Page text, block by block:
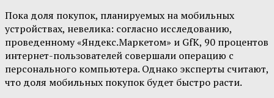
Пока доля покупок, планируемых на мобильных
устройствах, невелика: согласно исследованию,
проведенному «Яндекс.Маркетом» и GfK, 90 процентов
интернет-пользователей совершали операцию с
персонального компьютера. Однако эксперты считают,
что доля мобильных покупок будет быстро расти.